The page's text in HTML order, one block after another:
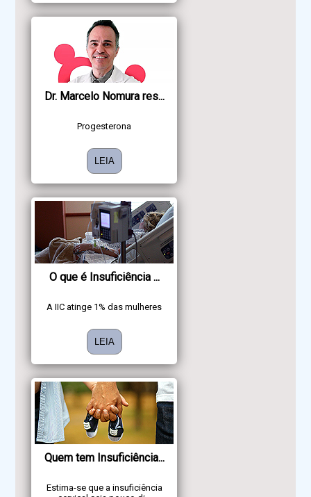
Dr. Marcelo Nomura res...
Progesterona
LEIA
O que é Insuficiência ...
A IIC atinge 1% das mulheres
LEIA
Quem tem Insuficiência...
Estima-se que a insuficiência